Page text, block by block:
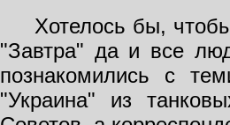
Хотелось бы, чтобы
"Завтра" да и все
познакомились с
"Украина" из